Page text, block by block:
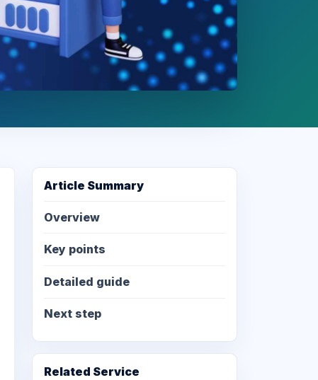
Article Summary
Overview
Key points
Detailed guide
Next step
Related Service